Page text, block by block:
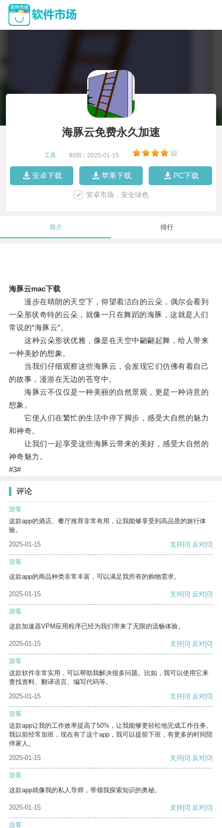
海豚云免费永久加速
工具 时间：2025-01-15
安卓下载 苹果下载 PC下载
安卓市场，安全绿色
简介 排行
海豚云mac下载
漫步在晴朗的天空下，仰望着洁白的云朵，偶尔会看到
一朵形状奇特的云朵，就像一只在舞蹈的海豚，这就是人们
常说的“海豚云”。
这种云朵形状优雅，像是在天空中翩翩起舞，给人带来
一种美妙的想象。
当我们仔细观察这些海豚云，会发现它们仿佛有着自己
的故事，漫游在无边的苍穹中。
海豚云不仅仅是一种美丽的自然景观，更是一种诗意的
想象。
它使人们在繁忙的生活中停下脚步，感受大自然的魅力
和神奇。
让我们一起享受这些海豚云带来的美好，感受大自然的
神奇魅力。
#3#
评论
游客
这款app的酒店、餐厅推荐非常有用，让我能够享受到高品质的旅行体
验。
2025-01-15
支持[0] 反对[0]
游客
这款app的商品种类非常丰富，可以满足我所有的购物需求。
2025-01-15 支持[0] 反对[0]
游客
这款加速器VPM应用程序已经为我们带来了无限的流畅体验。
2025-01-15 支持[0] 反对[0]
游客
这款软件非常实用，可以帮助我解决很多问题。比如，我可以使用它来
查找资料、翻译语言、编写代码等。
2025-01-15
支持[0] 反对[0]
游客
这款app让我的工作效率提高了50%，让我能够更轻松地完成工作任务。
我以前经常加班，现在有了这个app，我可以提前下班，有更多的时间陪
伴家人。
2025-01-15
支持[0] 反对[0]
游客
这款app就像我的私人导师，带领我探索知识的奥秘。
2025-01-15 支持[0] 反对[0]
游客